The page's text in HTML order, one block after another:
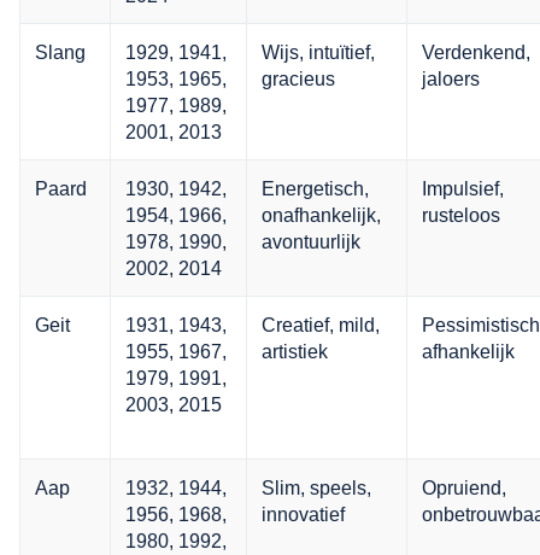
Slang
1929, 1941,
1953, 1965,
1977, 1989,
2001, 2013
Wijs, intuïtief,
gracieus
Verdenkend,
jaloers
Paard
1930, 1942,
1954, 1966,
1978, 1990,
2002, 2014
Energetisch,
onafhankelijk,
avontuurlijk
Impulsief,
rusteloos
Geit
1931, 1943,
1955, 1967,
1979, 1991,
2003, 2015
Creatief, mild,
artistiek
afhankelijk
Aap
1932, 1944,
1956, 1968,
1980, 1992,
Slim, speels,
innovatief
Opruiend,